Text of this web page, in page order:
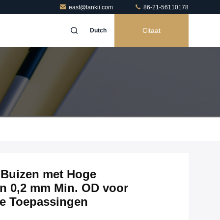
east@tankii.com 86-21-56110178
Dutch Citaat
met Hoge
0,2 mm Min. OD voor
Toepassingen